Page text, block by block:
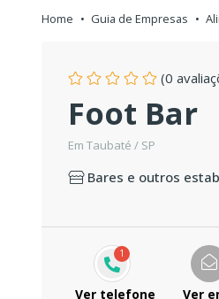
Home Guia de Empresas
(0
Foot Bar
Em Taubaté / SP
Bares e outros
1
Ver telefone Ver